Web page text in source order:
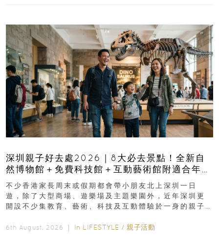
深圳親子好去處2026｜8大必去景點！全新自
然博物館＋免費科技館＋互動藝術館附適合年
齡、交通、門票、開放時間
不少香港家長周末或假期都會帶小朋友北上深圳一日
遊，除了大型商場、遊樂場及主題樂園外，近年深圳更
開設不少集教育、藝術、科技及互動體驗於一身的親子
6th August, 2026 ｜ In LIFESTYLE / 親子活動